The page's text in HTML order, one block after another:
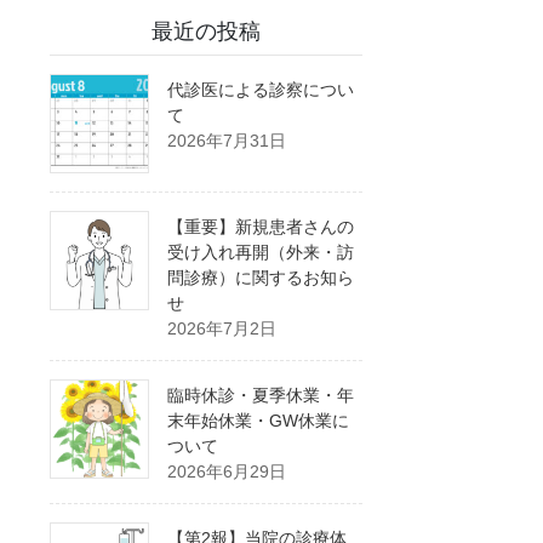
最近の投稿
代診医による診察につい
て
2026年7月31日
【重要】新規患者さんの
受け入れ再開（外来・訪
問診療）に関するお知ら
せ
2026年7月2日
臨時休診・夏季休業・年
末年始休業・GW休業に
ついて
2026年6月29日
【第2報】当院の診療体